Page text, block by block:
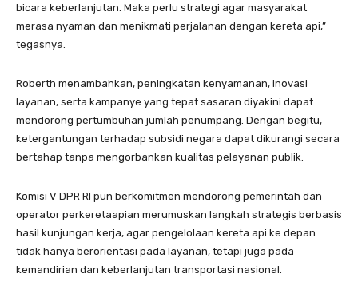
bicara keberlanjutan. Maka perlu strategi agar masyarakat
merasa nyaman dan menikmati perjalanan dengan kereta api,”
tegasnya.
Roberth menambahkan, peningkatan kenyamanan, inovasi
layanan, serta kampanye yang tepat sasaran diyakini dapat
mendorong pertumbuhan jumlah penumpang. Dengan begitu,
ketergantungan terhadap subsidi negara dapat dikurangi secara
bertahap tanpa mengorbankan kualitas pelayanan publik.
Komisi V DPR RI pun berkomitmen mendorong pemerintah dan
operator perkeretaapian merumuskan langkah strategis berbasis
hasil kunjungan kerja, agar pengelolaan kereta api ke depan
tidak hanya berorientasi pada layanan, tetapi juga pada
kemandirian dan keberlanjutan transportasi nasional.